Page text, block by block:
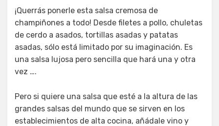
¡Querrás ponerle esta salsa cremosa de
champiñones a todo! Desde filetes a pollo, chuletas
de cerdo a asados, tortillas asadas y patatas
asadas, sólo está limitado por su imaginación. Es
una salsa lujosa pero sencilla que hará una y otra
vez ….
Pero si quiere una salsa que esté a la altura de las
grandes salsas del mundo que se sirven en los
establecimientos de alta cocina, añádale vino y